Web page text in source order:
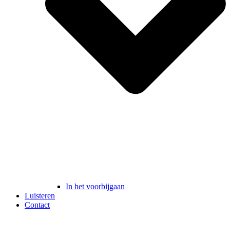
In het voorbijgaan
Luisteren
Contact